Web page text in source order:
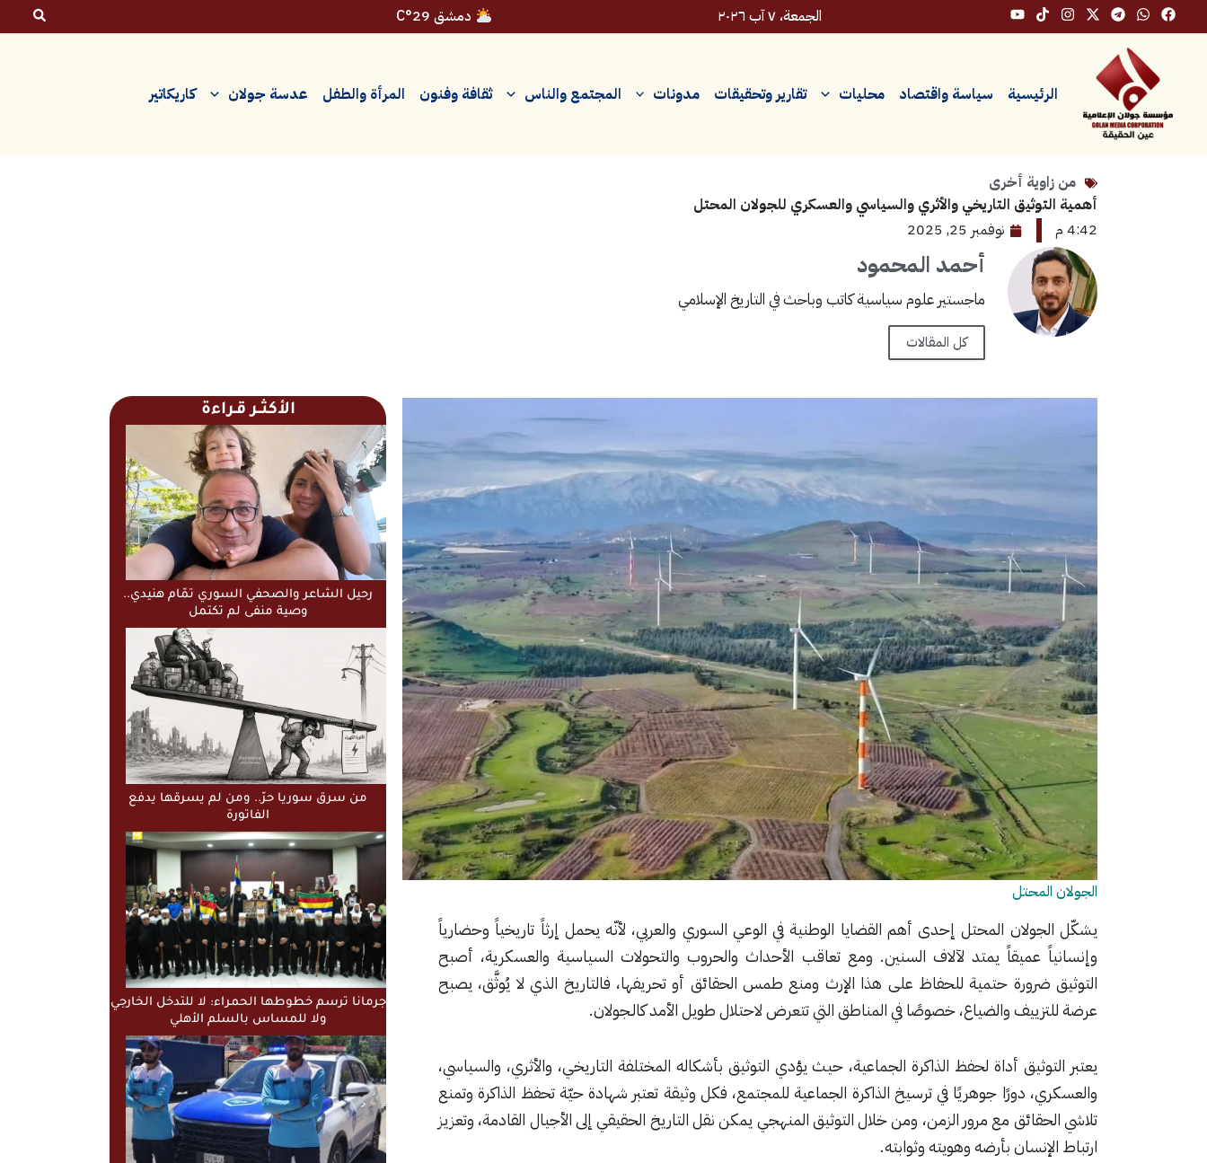
تخطي
إلى
الجمعة، ٧ آب ٢٠٢٦ دمشق 29°C
الرئيسية سياسة واقتصاد محليات تقارير وتحقيقات مدونات المجتمع والناس ثقافة وفنون المرأة والطفل عدسة جولان كاريكاتير
من زاوية أخرى
أهمية التوثيق التاريخي والأثري والسياسي والعسكري للجولان المحتل
4:42 م
نوفمبر 25, 2025
أحمد المحمود
ماجستير علوم سياسية كاتب وباحث في التاريخ الإسلامي
كل المقالات
الجولان المحتل
يشكّل الجولان المحتل إحدى أهم القضايا الوطنية في الوعي السوري والعربي، لأنّه يحمل إرثاً تاريخياً وحضارياً
وإنسانياً عميقاً يمتد لآلاف السنين. ومع تعاقب الأحداث والحروب والتحولات السياسية والعسكرية، أصبح
التوثيق ضرورة حتمية للحفاظ على هذا الإرث ومنع طمس الحقائق أو تحريفها، فالتاريخ الذي لا يُوثَّق، يصبح
عرضة للتزييف والضياع، خصوصًا في المناطق التي تتعرض لاحتلال طويل الأمد كالـجولان.
يعتبر التوثيق أداة لحفظ الذاكرة الجماعية، حيث يؤدي التوثيق بأشكاله المختلفة التاريخي، والأثري، والسياسي،
والعسكري، دورًا جوهريًا في ترسيخ الذاكرة الجماعية للمجتمع، فكل وثيقة تعتبر شهادة حيّة تحفظ الذاكرة وتمنع
تلاشي الحقائق مع مرور الزمن، ومن خلال التوثيق المنهجي يمكن نقل التاريخ الحقيقي إلى الأجيال القادمة، وتعزيز
ارتباط الإنسان بأرضه وهويته وثوابته.
الأكثــر قـراءة
رحيل الشاعر والصحفي السوري تمّام هنيدي..
وصية منفى لم تكتمل
من سرق سوريا حرّ.. ومن لم يسرقها يدفع
الفاتورة
جرمانا ترسم خطوطها الحمراء: لا للتدخل الخارجي
ولا للمساس بالسلم الأهلي